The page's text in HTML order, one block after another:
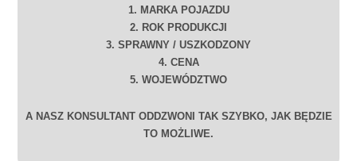
1. MARKA POJAZDU
2. ROK PRODUKCJI
3. SPRAWNY / USZKODZONY
4. CENA
5. WOJEWÓDZTWO
A NASZ KONSULTANT ODDZWONI TAK SZYBKO, JAK BĘDZIE
TO MOŻLIWE.